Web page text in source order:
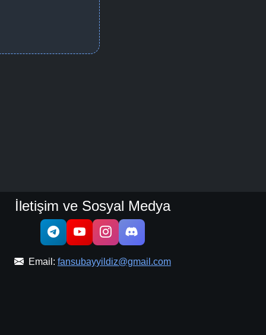
İletişim ve Sosyal Medya
Email: fansubayyildiz@gmail.com